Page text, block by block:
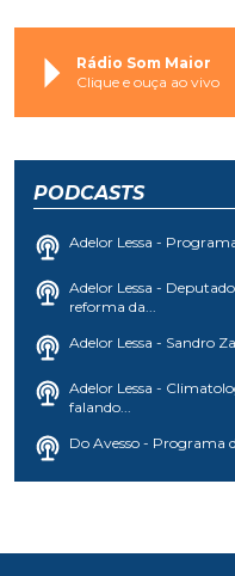
Rádio Som Maior
Clique e ouça ao vivo
PODCASTS
Adelor Lessa -
Adelor Lessa -
reforma da...
Adelor Lessa - Sandro
Adelor Lessa -
falando...
Do Avesso - Programa